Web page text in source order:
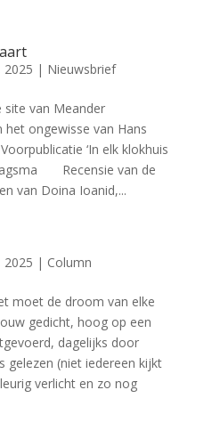
| Nieuwsbrief
site van Meander
het ongewisse van Hans
‘In elk klokhuis
Recensie van de
van Doina Ioanid,...
| Column
moet de droom van elke
gedicht, hoog op een
dagelijks door
gelezen (niet iedereen kijkt
verlicht en zo nog